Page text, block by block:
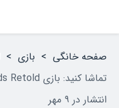
صفحه خانگی > بازی >
انتشار در ۹ مهر